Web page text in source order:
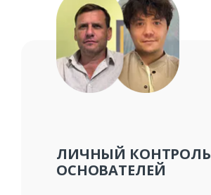
ЛИЧНЫЙ КОНТРОЛЬ
ОСНОВАТЕЛЕЙ